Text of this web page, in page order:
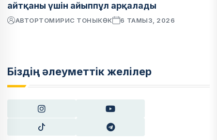
айтқаны үшін айыппұл арқалады
АВТОРТОМИРИС ТОНЫКӨК 6 ТАМЫЗ, 2026
Біздің әлеуметтік желілер